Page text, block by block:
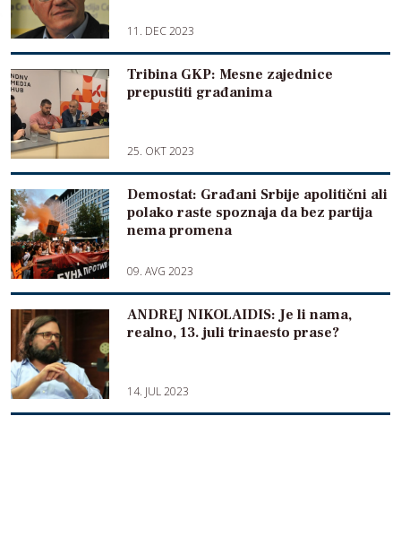
11. DEC 2023
Tribina GKP: Mesne zajednice
prepustiti građanima
25. OKT 2023
Demostat: Građani Srbije apolitični ali
polako raste spoznaja da bez partija
nema promena
09. AVG 2023
ANDREJ NIKOLAIDIS: Je li nama,
realno, 13. juli trinaesto prase?
14. JUL 2023